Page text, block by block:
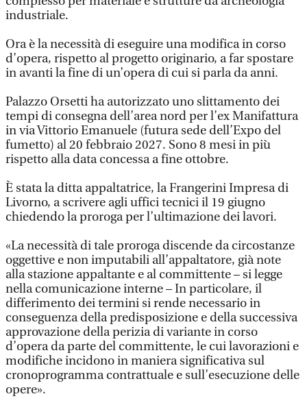
industriale.
Ora è la necessità di eseguire una modifica in corso
d’opera, rispetto al progetto originario, a far spostare
in avanti la fine di un’opera di cui si parla da anni.
Palazzo Orsetti ha autorizzato uno slittamento dei
tempi di consegna dell’area nord per l’ex Manifattura
in via Vittorio Emanuele (futura sede dell’Expo del
fumetto) al 20 febbraio 2027. Sono 8 mesi in più
rispetto alla data concessa a fine ottobre.
È stata la ditta appaltatrice, la Frangerini Impresa di
Livorno, a scrivere agli uffici tecnici il 19 giugno
chiedendo la proroga per l’ultimazione dei lavori.
«La necessità di tale proroga discende da circostanze
oggettive e non imputabili all’appaltatore, già note
alla stazione appaltante e al committente – si legge
nella comunicazione interne – In particolare, il
differimento dei termini si rende necessario in
conseguenza della predisposizione e della successiva
approvazione della perizia di variante in corso
d’opera da parte del committente, le cui lavorazioni e
modifiche incidono in maniera significativa sul
cronoprogramma contrattuale e sull’esecuzione delle
opere».